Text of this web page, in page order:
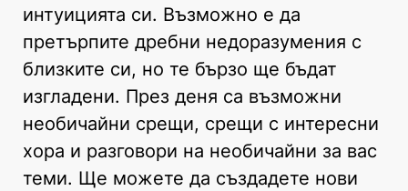
интуицията си. Възможно е да
претърпите дребни недоразумения с
близките си, но те бързо ще бъдат
изгладени. През деня са възможни
необичайни срещи, срещи с интересни
хора и разговори на необичайни за вас
теми. Ще можете да създадете нови